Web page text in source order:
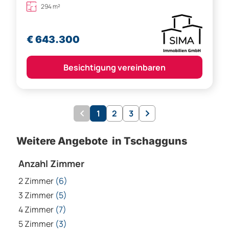
294 m²
€ 643.300
Besichtigung vereinbaren
1 2 3
Weitere Angebote in Tschagguns
Anzahl Zimmer
2 Zimmer (6)
3 Zimmer (5)
4 Zimmer (7)
5 Zimmer (3)